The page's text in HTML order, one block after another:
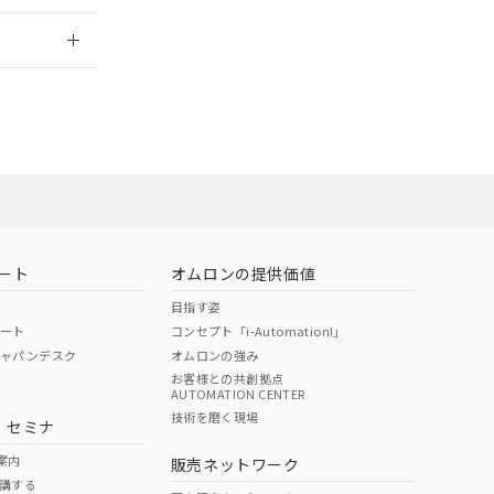
O
ページへ
ください
ト
ト
パンデスク
セミナ
内
する
オムロンの提供価値
目指す姿
コンセプト「i-Automation!」
オムロンの強み
お客様との共創拠点
AUTOMATION CENTER
技術を磨く現場
販売ネットワーク